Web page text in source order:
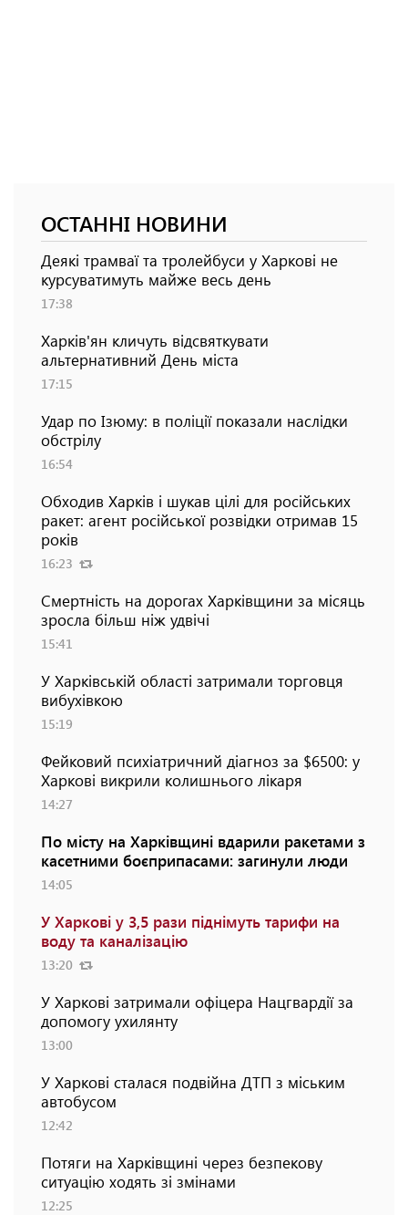
ОСТАННІ НОВИНИ
Деякі трамваї та тролейбуси у Харкові не
курсуватимуть майже весь день
17:38
Харків'ян кличуть відсвяткувати
альтернативний День міста
17:15
Удар по Ізюму: в поліції показали наслідки
обстрілу
16:54
Обходив Харків і шукав цілі для російських
ракет: агент російської розвідки отримав 15
років
16:23
Смертність на дорогах Харківщини за місяць
зросла більш ніж удвічі
15:41
У Харківській області затримали торговця
вибухівкою
15:19
Фейковий психіатричний діагноз за $6500: у
Харкові викрили колишнього лікаря
14:27
По місту на Харківщині вдарили ракетами з
касетними боєприпасами: загинули люди
14:05
У Харкові у 3,5 рази піднімуть тарифи на
воду та каналізацію
13:20
У Харкові затримали офіцера Нацгвардії за
допомогу ухилянту
13:00
У Харкові сталася подвійна ДТП з міським
автобусом
12:42
Потяги на Харківщині через безпекову
ситуацію ходять зі змінами
12:25